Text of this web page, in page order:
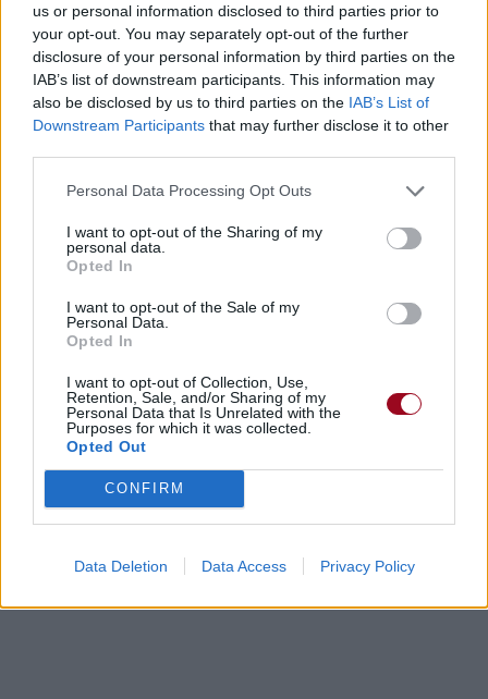
us or personal information disclosed to third parties prior to
your opt-out. You may separately opt-out of the further
disclosure of your personal information by third parties on the
IAB’s list of downstream participants. This information may
also be disclosed by us to third parties on the IAB’s List of
Downstream Participants that may further disclose it to other
Personal Data Processing Opt Outs
I want to opt-out of the Sharing of my
personal data.
Opted In
I want to opt-out of the Sale of my
Personal Data.
Opted In
I want to opt-out of Collection, Use,
Retention, Sale, and/or Sharing of my
Personal Data that Is Unrelated with the
Purposes for which it was collected.
Opted Out
CONFIRM
Data Deletion Data Access Privacy Policy